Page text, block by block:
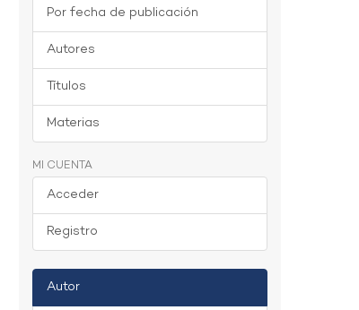
Por fecha de publicación
Autores
Títulos
Materias
MI CUENTA
Acceder
Registro
Autor